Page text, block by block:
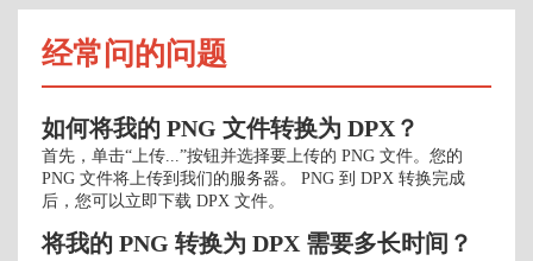
经常问的问题
如何将我的 PNG 文件转换为 DPX？
首先，单击“上传...”按钮并选择要上传的 PNG 文件。您的
PNG 文件将上传到我们的服务器。 PNG 到 DPX 转换完成
后，您可以立即下载 DPX 文件。
将我的 PNG 转换为 DPX 需要多长时间？